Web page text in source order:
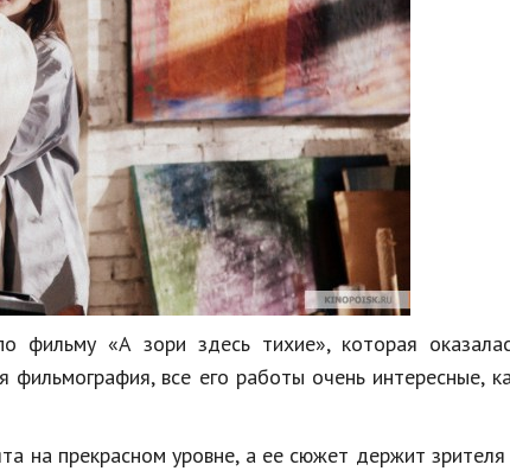
фильму «А зори здесь тихие», которая
все его работы очень интересные,
на прекрасном уровне, а ее сюжет держит зрителя